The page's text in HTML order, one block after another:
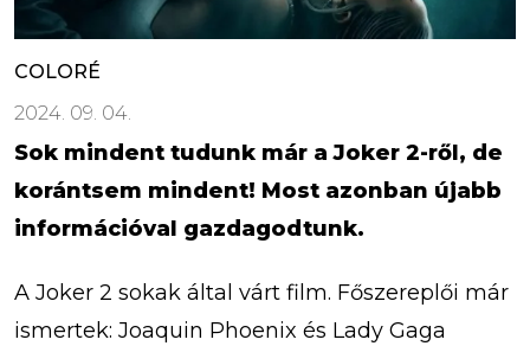
COLORÉ
2024. 09. 04.
Sok mindent tudunk már a Joker 2-ről, de
korántsem mindent! Most azonban újabb
információval gazdagodtunk.
A Joker 2 sokak által várt film. Főszereplői már
ismertek: Joaquin Phoenix és Lady Gaga